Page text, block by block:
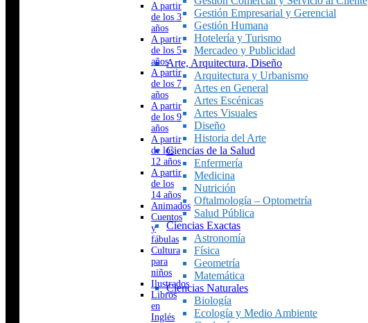
Gestión Empresarial y Gerencial
Gestión Humana
Hotelería y Turismo
Mercadeo y Publicidad
Arte, Arquitectura, Diseño
Arquitectura y Urbanismo
Artes en General
Artes Escénicas
Artes Visuales
Diseño
Historia del Arte
Ciencias de la Salud
Enfermería
Medicina
Nutrición
Oftalmología – Optometría
Salud Pública
Ciencias Exactas
Astronomía
Física
Geometría
Matemática
Ciencias Naturales
Biología
Ecología y Medio Ambiente
A partir
de los 3
años
A partir
de los 5
años
A partir
de los 7
años
A partir
de los 9
años
A partir
de los
12 años
A partir
de los
14 años
Animados
Cuentos
y
fábulas
Cultura
para
niños
Ilustrados
Libros
en
Inglés